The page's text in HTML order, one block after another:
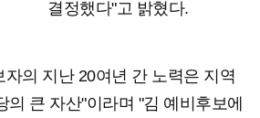
결정했다"고 밝혔다.
의 지난 20여년 간 노력은 지역
의 큰 자산"이라며 "김 예비후보에